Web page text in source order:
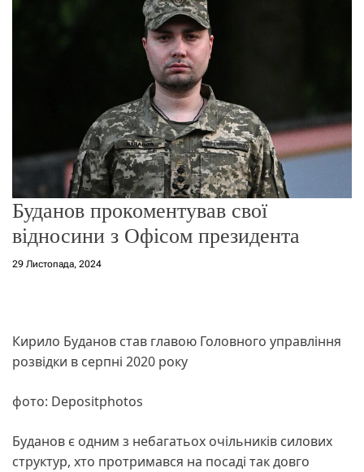
Буданов прокоментував свої
відносини з Офісом президента
29 Листопада, 2024
Кирило Буданов став главою Головного управління
розвідки в серпні 2020 року
фото: Depositphotos
Буданов є одним з небагатьох очільників силових
структур, хто протримався на посаді так довго